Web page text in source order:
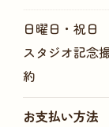
日曜日・祝日
スタジオ記念
約
お支払い方法